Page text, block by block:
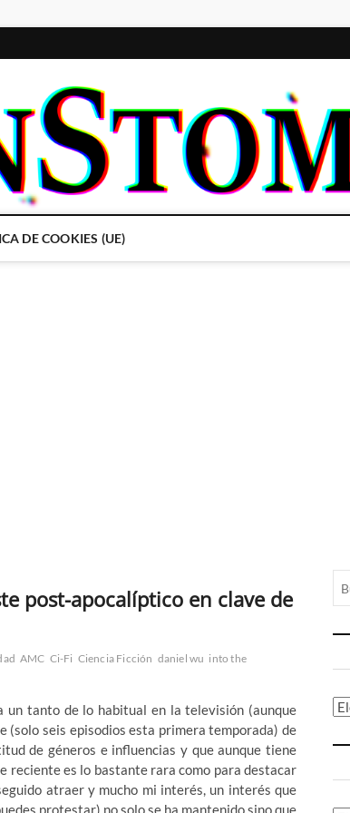
DE COOKIES (UE)
post-apocalíptico en clave de
AMC Ci-Fi Ciencia Ficción daniel wu into the
un tanto de lo habitual en la televisión (aunque
(solo seis episodios esta primera temporada) de
de géneros e influencias y que aunque tiene
reciente es lo bastante rara como para destacar
atraer y mucho mi interés, un interés que